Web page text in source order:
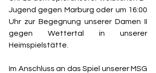
Jugend gegen Marburg oder um 16:00
Uhr zur Begegnung unserer Damen II
gegen Wettertal in unserer
Heimspielstätte.
Im Anschluss an das Spiel unserer MSG